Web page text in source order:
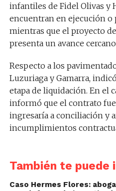
infantiles de Fidel Olivas y
encuentran en ejecución o
mientras que el proyecto
presenta un avance
Respecto a los
Luzuriaga y Gamarra,
etapa de liquidación. En el
informó que el contrato
ingresaría a conciliación y
incumplimientos
También te puede
Caso Hermes Flores: